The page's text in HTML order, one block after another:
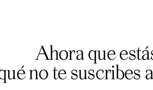
Ahora que
no te suscribes